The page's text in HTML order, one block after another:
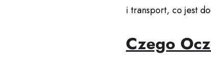
i transport, co jest
Czego